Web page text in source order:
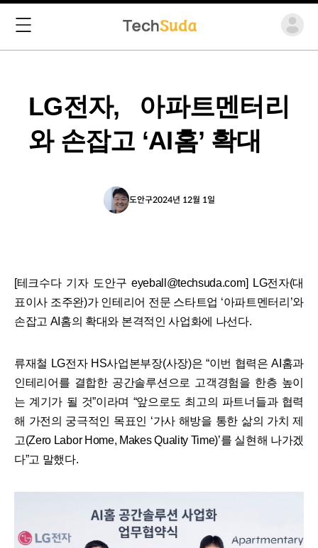
LG전자, 아파트멘터리
와 손잡고 ‘AI홈’ 확대
도안구2024년 12월 1일
[테크수다 기자 도안구 eyeball@techsuda.com] LG전자(대
표이사 조주완)가 인테리어 전문 스타트업 ‘아파트멘터리’와
손잡고 AI홈의 확대와 본격적인 사업화에 나선다.
류재철 LG전자 HS사업본부장(사장)은 “이번 협력은 AI홈과
인테리어를 결합한 공간솔루션으로 고객경험을 한층 높이
는 계기가 될 것”이라며 “앞으로도 최고의 파트너들과 협력
해 가전의 궁극적인 목표인 ‘가사 해방을 통한 삶의 가치 제
고(Zero Labor Home, Makes Quality Time)’를 실현해 나가겠
다”고 말했다.